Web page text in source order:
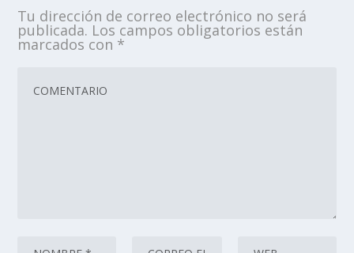
Tu dirección de correo electrónico no será
publicada. Los campos obligatorios están
marcados con *